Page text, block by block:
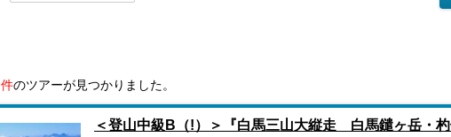
件のツアーが見つかりました。
＜登山中級B（!）＞『白馬三山大縦走 白馬鑓ヶ岳・